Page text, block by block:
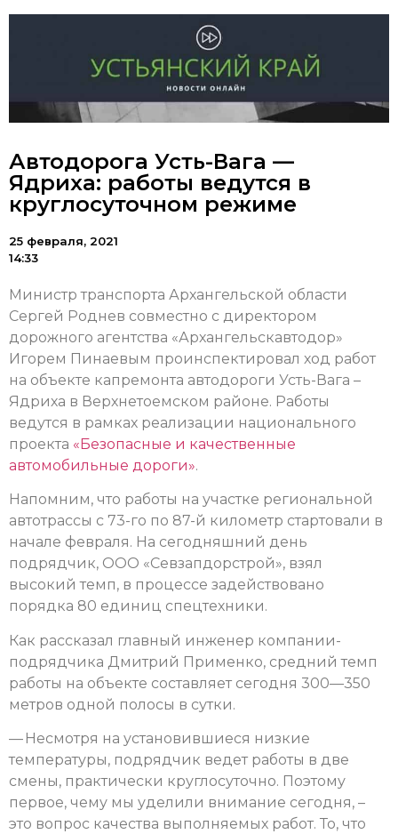
Автодорога Усть-Вага —
Ядриха: работы ведутся в
круглосуточном режиме
25 февраля, 2021
14:33
Министр транспорта Архангельской области
Сергей Роднев совместно с директором
дорожного агентства «Архангельскавтодор»
Игорем Пинаевым проинспектировал ход работ
на объекте капремонта автодороги Усть-Вага –
Ядриха в Верхнетоемском районе. Работы
ведутся в рамках реализации национального
проекта «Безопасные и качественные
автомобильные дороги».
Напомним, что работы на участке региональной
автотрассы с 73-го по 87-й километр стартовали в
начале февраля. На сегодняшний день
подрядчик, ООО «Севзапдорстрой», взял
высокий темп, в процессе задействовано
порядка 80 единиц спецтехники.
Как рассказал главный инженер компании-
подрядчика Дмитрий Применко, средний темп
работы на объекте составляет сегодня 300—350
метров одной полосы в сутки.
— Несмотря на установившиеся низкие
температуры, подрядчик ведет работы в две
смены, практически круглосуточно. Поэтому
первое, чему мы уделили внимание сегодня, –
это вопрос качества выполняемых работ. То, что